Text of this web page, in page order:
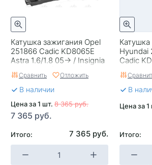
Катушка зажигания Opel
251866 Cadic KD8065E
Astra 1.6/1.8 05-> / Insignia
1.6/1.8 08->(880376)
Сравнить Отложить
В наличии
Цена за 1 шт. 8 365 руб.
7 365 руб.
Итого: 7 365 руб.
Hyundai
Cadic
Elantra
07/10-
В
Цена за 1
Итого: